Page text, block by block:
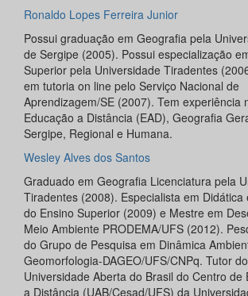
Ronaldo Lopes Ferreira Junior
Possui graduação em Geografia pela
de Sergipe (2005). Possui especialização
Superior pela Universidade Tiradentes
em tutoria on line pelo Serviço Nacional de
Aprendizagem/SE (2007). Tem experiência
Educação a Distância (EAD), Geografia
Sergipe, Regional e Humana.
Wesley Alves dos Santos
Graduado em Geografia Licenciatura pela
Tiradentes (2008). Especialista em Didática
do Ensino Superior (2009) e Mestre em
Meio Ambiente PRODEMA/UFS (2012).
do Grupo de Pesquisa em Dinâmica
Geomorfologia-DAGEO/UFS/CNPq. Tutor
Universidade Aberta do Brasil do Centro de
a Distância (UAB/Cesad/UFS) da